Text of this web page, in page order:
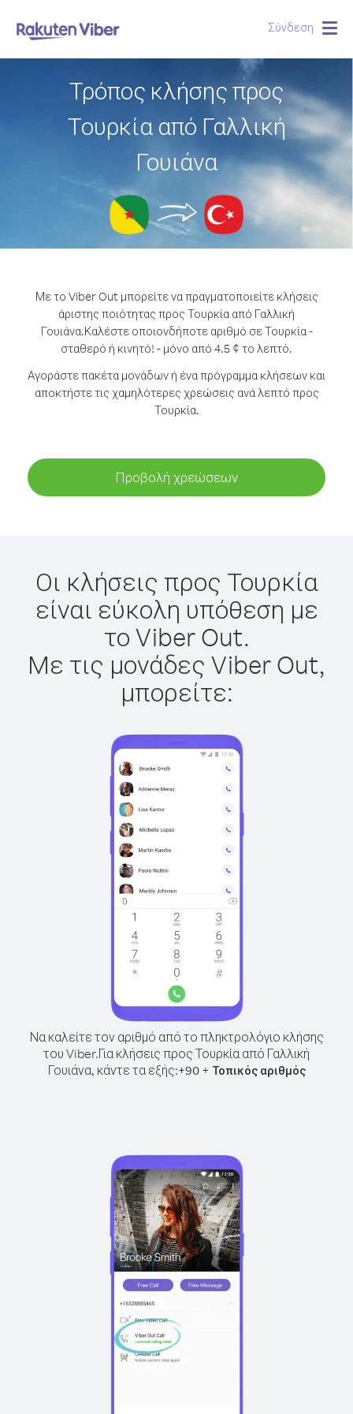
Σύνδεση
Τρόπος κλήσης προς
Τουρκία από Γαλλική
Γουιάνα
Με το Viber Out μπορείτε να πραγματοποιείτε κλήσεις
άριστης ποιότητας προς Τουρκία από Γαλλική
Γουιάνα.Καλέστε οποιονδήποτε αριθμό σε Τουρκία -
σταθερό ή κινητό! - μόνο από 4.5 ¢ το λεπτό.
Αγοράστε πακέτα μονάδων ή ένα πρόγραμμα κλήσεων και
αποκτήστε τις χαμηλότερες χρεώσεις ανά λεπτό προς
Τουρκία.
Προβολή χρεώσεων
Οι κλήσεις προς Τουρκία
είναι εύκολη υπόθεση με
το Viber Out.
Με τις μονάδες Viber Out,
μπορείτε:
Να καλείτε τον αριθμό από το πληκτρολόγιο κλήσης
του Viber.Για κλήσεις προς Τουρκία από Γαλλική
Γουιάνα, κάντε τα εξής:+90+ Τοπικός αριθμός